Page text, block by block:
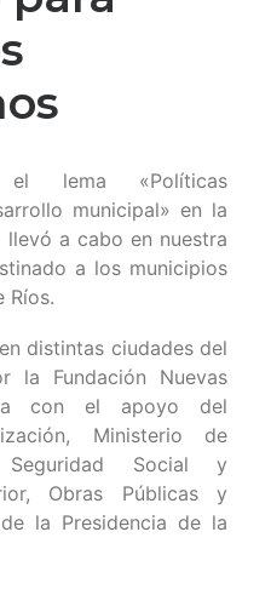
lema «Políticas
municipal» en la
a cabo en nuestra
a los municipios
Ríos.
distintas ciudades del
la Fundación Nuevas
con el apoyo del
Ministerio de
Social y
Obras Públicas y
la Presidencia de la